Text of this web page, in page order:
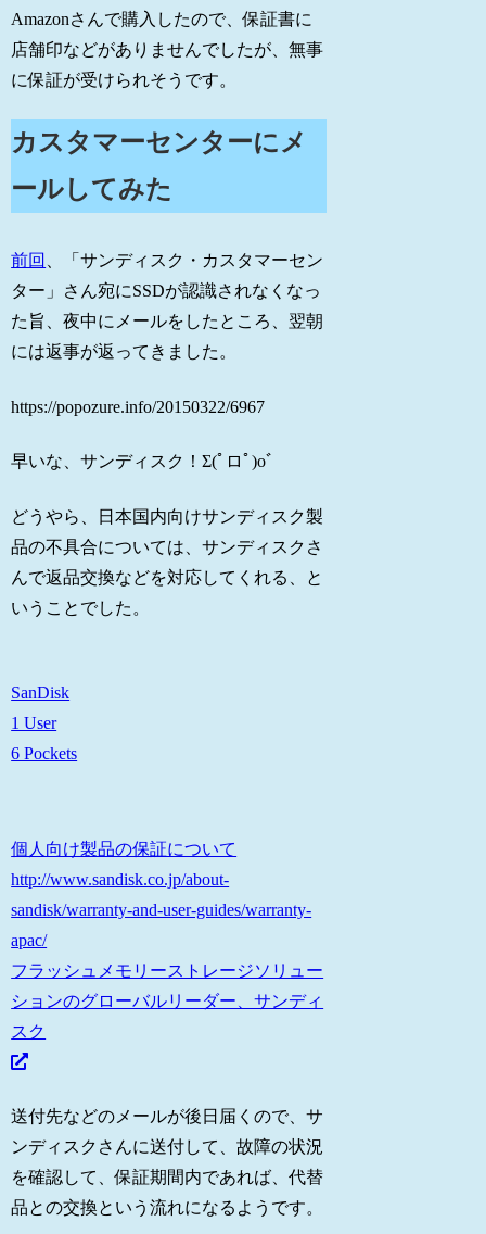
Amazonさんで購入したので、保証書に
店舗印などがありませんでしたが、無事
に保証が受けられそうです。
カスタマーセンターにメ
ールしてみた
前回 、「サンディスク・カスタマーセン
ター」さん宛にSSDが認識されなくなっ
た旨、夜中にメールをしたところ、翌朝
には返事が返ってきました。
https://popozure.info/20150322/6967
早いな、サンディスク！Σ(ﾟロﾟ)oﾞ
どうやら、日本国内向けサンディスク製
品の不具合については、サンディスクさ
んで返品交換などを対応してくれる、と
いうことでした。
SanDisk
1 User
6 Pockets
個人向け製品の保証について
http://www.sandisk.co.jp/about-
sandisk/warranty-and-user-guides/warranty-
apac/
フラッシュメモリーストレージソリュー
ションのグローバルリーダー、サンディ
スク
送付先などのメールが後日届くので、サ
ンディスクさんに送付して、故障の状況
を確認して、保証期間内であれば、代替
品との交換という流れになるようです。